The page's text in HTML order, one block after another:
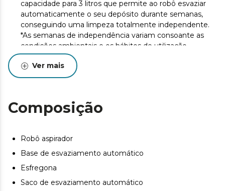
capacidade para 3 litros que permite ao robô esvaziar
automaticamente o seu depósito durante semanas,
conseguindo uma limpeza totalmente independente.
*As semanas de independência variam consoante as
condições ambientais e os hábitos de utilização.
Aspiração sem emaranhados em várias superfícies.
Escova de silicone: limpa em profundidade o chão e os
Até 240 m² sem interrupções Bateria de 4500 mAh:
proporciona ao robô uma grande autonomia para limpar
modo Turbo. *De acordo com os testes realizados no
laboratório. O desempenho efetivo varia de acordo com
Limpa espaços estreitos e baixos. Design compacto
(diâmetro de 320 mm e altura de 100 mm): permite
Ver mais
Composição
Robô aspirador
Base de esvaziamento automático
Esfregona
Saco de esvaziamento automático